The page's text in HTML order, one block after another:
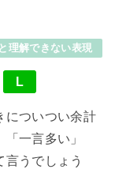
理解できない表現
L
についつい余計
一言多い」
言うでしょう